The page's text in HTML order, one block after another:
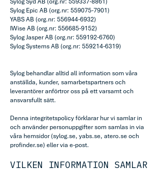
Sylog Epic AB (org.nr: 559075-7901)
YABS AB (org.nr: 556944-6932)
IWise AB (org.nr: 556685-9152)
Sylog Jasper AB (org.nr: 559192-6760)
Sylog Systems AB (org.nr: 559214-6319)
Sylog behandlar alltid all information som våra
anställda, kunder, samarbetspartners och
leverantörer anförtror oss på ett varsamt och
ansvarsfullt sätt.
Denna integritetspolicy förklarar hur vi samlar in
och använder personuppgifter som samlas in via
våra hemsidor (sylog.se, yabs.se, atero.se och
profinder.se) eller via e-post.
VILKEN INFORMATION SAMLAR